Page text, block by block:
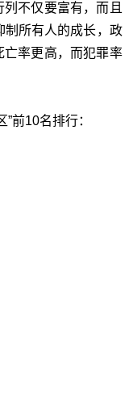
不仅要富有，而且
制所有人的成长，政
率更高，而犯罪率
前10名排行：